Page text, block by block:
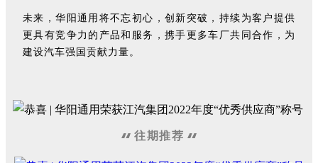
未来，华阳通用将不忘初心，创新突破，持续为客户提供
更具有竞争力的产品和服务，携手更多车厂共同合作，为
建设汽车强国贡献力量。
往期推荐